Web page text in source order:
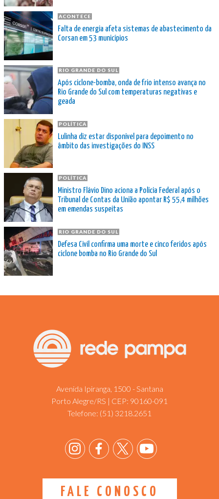
ACONTECE
Falta de energia afeta sistemas de abastecimento da
Corsan em 53 municípios
RIO GRANDE DO SUL
Após ciclone-bomba, onda de frio intenso avança no
Rio Grande do Sul com temperaturas negativas e
geada
POLÍTICA
Lulinha diz estar disponível para depoimento no
âmbito das investigações do INSS
POLÍTICA
Ministro Flávio Dino aciona a Polícia Federal após o
Tribunal de Contas da União apontar R$ 55,4 milhões
em emendas suspeitas
RIO GRANDE DO SUL
Defesa Civil confirma uma morte e cinco feridos após
ciclone bomba no Rio Grande do Sul
Avenida Ipiranga, 1500 - Santana
Porto Alegre/RS | CEP: 90160-091
Telefone: (51) 3218.2651
FALE CONOSCO